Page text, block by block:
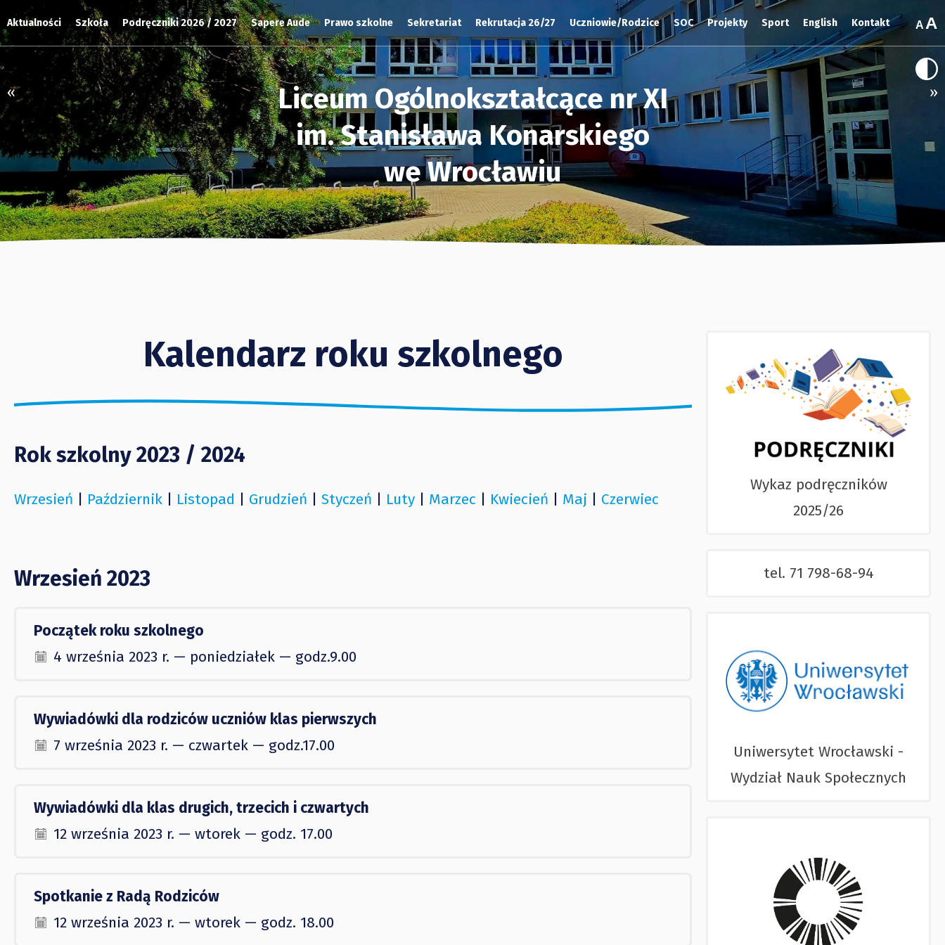
Liceum Ogólnokształcące nr XI
im. Stanisława Konarskiego
we Wrocławiu
« »
Aktualności Szkoła Podręczniki 2026 / 2027 Sapere Aude Prawo szkolne Sekretariat Rekrutacja 26/27 Uczniowie/Rodzice SOC Projekty Sport English Kontakt
Kalendarz roku szkolnego
Rok szkolny 2023 / 2024
Wrzesień | Październik | Listopad | Grudzień | Styczeń | Luty | Marzec | Kwiecień | Maj | Czerwiec
Wrzesień 2023
Początek roku szkolnego
4 września 2023 r. — poniedziałek — godz.9.00
Wywiadówki dla rodziców uczniów klas pierwszych
7 września 2023 r. — czwartek — godz.17.00
Wywiadówki dla klas drugich, trzecich i czwartych
12 września 2023 r. — wtorek — godz. 17.00
Spotkanie z Radą Rodziców
12 września 2023 r. — wtorek — godz. 18.00
Wykaz podręczników
2025/26
tel. 71 798-68-94
Uniwersytet Wrocławski -
Wydział Nauk Społecznych